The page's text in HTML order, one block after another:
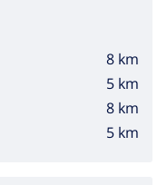
8 km
5 km
8 km
5 km